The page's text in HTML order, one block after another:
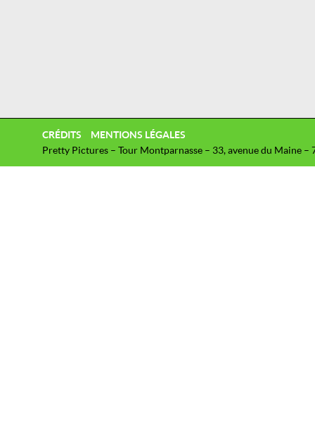
CRÉDITS
MENTIONS LÉGALES
Pretty Pictures – Tour Montparnasse – 33, avenue du Maine –